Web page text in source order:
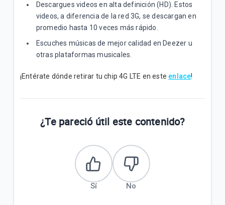
¿Cómo puedo comprar Paquetigos con mi Banco o
Homebanking?
¿Cómo puedo ver en mi equipo la velocidad en la
que estoy navegado con 3G y 4G LTE, para poder
VER MÁS
Descargues videos en alta definición (HD). Estos
videos, a diferencia de la red 3G, se descargan en
promedio hasta 10 veces más rápido.
Escuches músicas de mejor calidad en Deezer u
otras plataformas musicales.
¡Entérate dónde retirar tu chip 4G LTE en este enlace!
¿Te pareció útil este contenido?
Sí No